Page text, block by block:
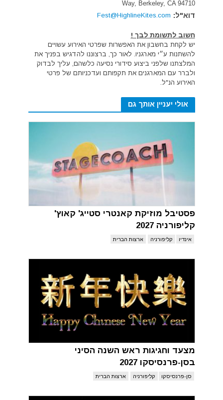
Way, Berkeley, CA 94710
דוא"ל: Fest@HighlineKites.com
חשוב לתשומת לבך !
יש לקחת בחשבון את האפשרות שפרטי האירוע עשויים
להשתנות ע״י מארגניו. לאור כך, ברצוננו להדגיש בפניך את
המלצתנו שלפני ביצוע סידורי נסיעה כלשהם, עליך לבדוק
ולברר עם המארגנים את תקפותם ועדכניותם של פרטי
האירוע הנ"ל.
אולי יעניין אותך גם
פסטיבל מוזיקת קאנטרי סטייג' קאוץ'
קליפורניה 2027
אינדיו קליפורניה ארצות הברית
מצעד וחגיגות ראש השנה הסיני
בסן-פרנסיסקו 2027
סן-פרנסיסקו קליפורניה ארצות הברית